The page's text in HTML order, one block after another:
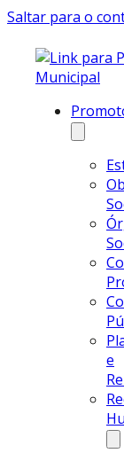
Saltar para o
e